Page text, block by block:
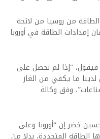
الطاقة من روسيا من لائحة
إمدادات الطاقة في أوروبا
فيقول، “إذا لم نحصل على
ما يكفي من الغاز
وفق وكالة
خضر إن “أوروبا وعلى